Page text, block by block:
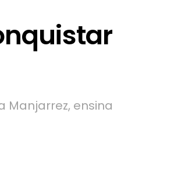
Manjarrez, ensina